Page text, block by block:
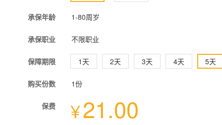
承保年龄 1-80周岁
承保职业 不限职业
保障期限 1天 2天 3天 4天 5天
购买份数 1份
保费 ¥21.00